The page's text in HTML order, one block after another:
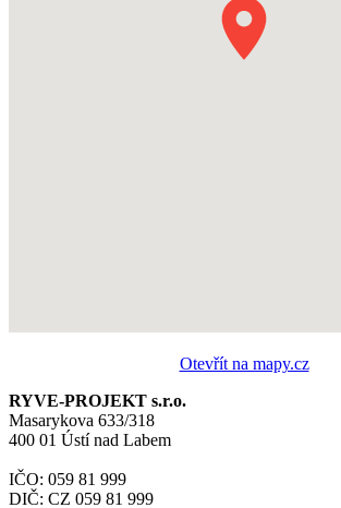
Otevřít na mapy.cz
RYVE-PROJEKT s.r.o.
Masarykova 633/318
400 01 Ústí nad Labem
IČO: 059 81 999
DIČ: CZ 059 81 999